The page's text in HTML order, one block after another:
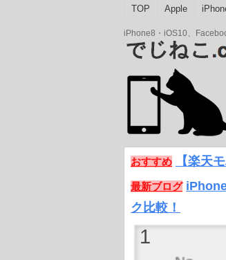
TOP Apple
iPhone8・iOS10、
おすすめ 【楽天
最新ブログ
ク比較！